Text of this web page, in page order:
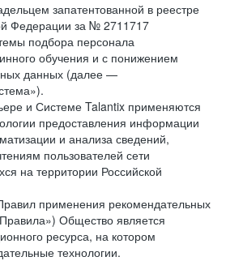
запатентованной в реестре
Федерации за № 2711717
подбора персонала
обучения и с понижением
данных (далее —
и Системе Talantix применяются
предоставления информации
и анализа сведений,
пользователей сети
на территории Российской
применения рекомендательных
Общество является
ресурса, на котором
технологии.